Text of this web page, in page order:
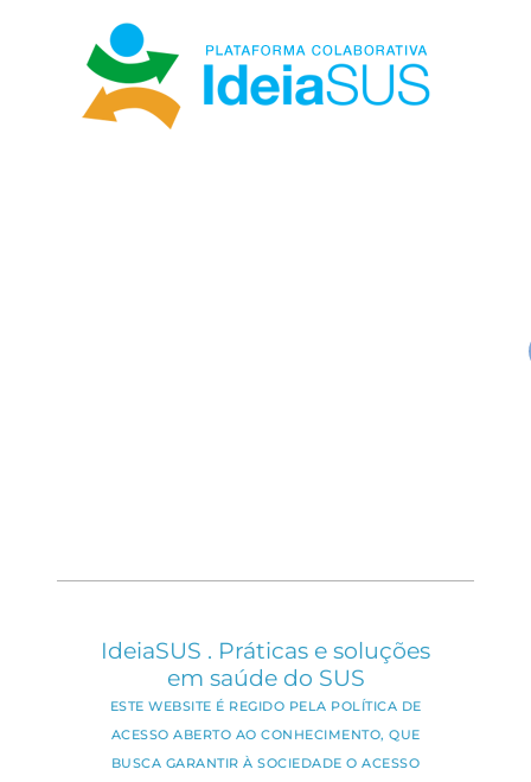
IdeiaSUS . Práticas e soluções
em saúde do SUS
ESTE WEBSITE É REGIDO PELA POLÍTICA DE
ACESSO ABERTO AO CONHECIMENTO, QUE
BUSCA GARANTIR À SOCIEDADE O ACESSO